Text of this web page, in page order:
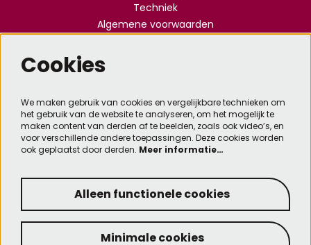
Techniek
Algemene voorwaarden
Aanmelden
Cookies
We maken gebruik van cookies en vergelijkbare technieken om
het gebruik van de website te analyseren, om het mogelijk te
maken content van derden af te beelden, zoals ook video’s, en
voor verschillende andere toepassingen. Deze cookies worden
ook geplaatst door derden. Meer informatie…
Alleen functionele cookies
Minimale cookies